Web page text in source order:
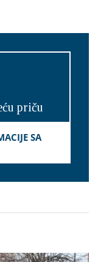
priču
SA